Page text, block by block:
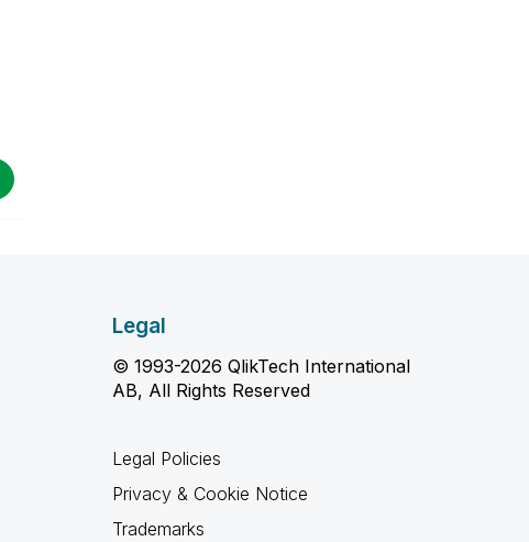
Legal
© 1993-2026 QlikTech International
AB, All Rights Reserved
Legal Policies
Privacy & Cookie Notice
Trademarks